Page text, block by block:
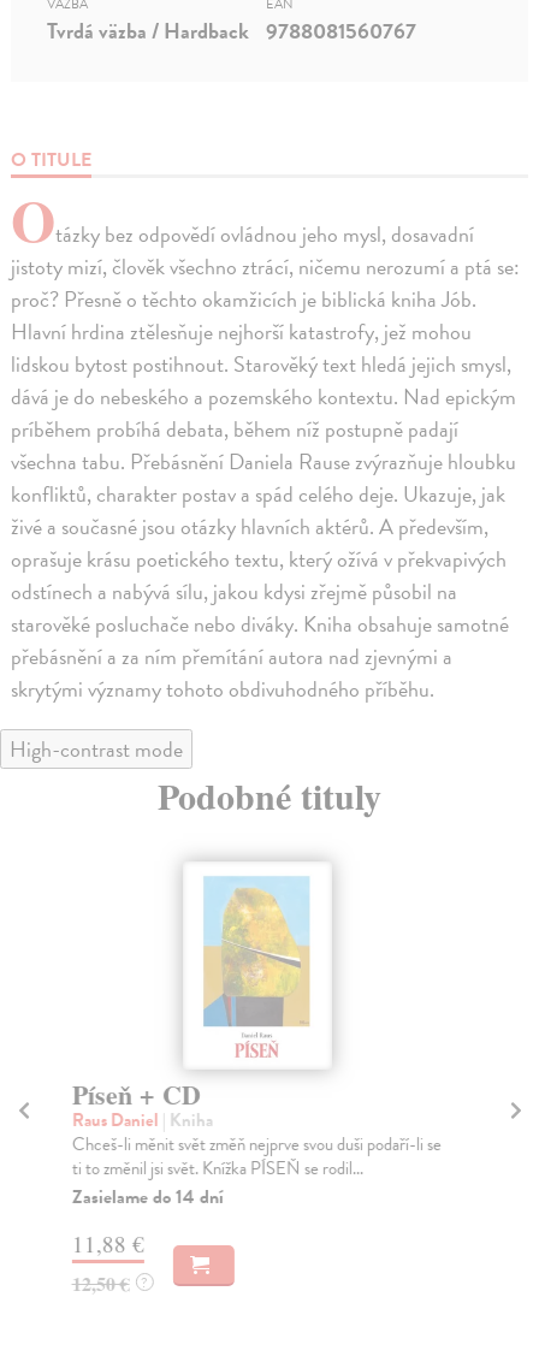
O TITULE
Otázky bez odpovědí ovládnou jeho mysl, dosavadní
jistoty mizí, člověk všechno ztrácí, ničemu nerozumí a ptá se:
proč? Přesně o těchto okamžicích je biblická kniha Jób.
Hlavní hrdina ztělesňuje nejhorší katastrofy, jež mohou
lidskou bytost postihnout. Starověký text hledá jejich smysl,
dává je do nebeského a pozemského kontextu. Nad epickým
príběhem probíhá debata, během níž postupně padají
všechna tabu. Přebásnění Daniela Rause zvýrazňuje hloubku
konfliktů, charakter postav a spád celého deje. Ukazuje, jak
živé a současné jsou otázky hlavních aktérů. A především,
oprašuje krásu poetického textu, který ožívá v překvapivých
odstínech a nabývá sílu, jakou kdysi zřejmě působil na
starověké posluchače nebo diváky. Kniha obsahuje samotné
přebásnění a za ním přemítání autora nad zjevnými a
skrytými významy tohoto obdivuhodného příběhu.
Tvrdá väzba / Hardback 9788081560767
High-contrast mode
Podobné tituly
Píseň + CD
Raus Daniel | Kniha
Chceš-li měnit svět změň nejprve svou duši podaří-li se
ti to změnil jsi svět. Knížka PÍSEŇ se rodil...
Zasielame do 14 dní
11,88 €
12,50 € ?